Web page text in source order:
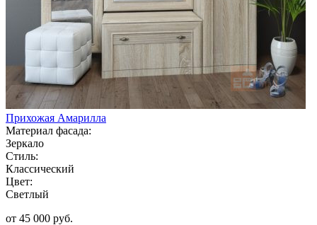
Прихожая Амарилла
Материал фасада:
Зеркало
Стиль:
Классический
Цвет:
Светлый
от 45 000 руб.